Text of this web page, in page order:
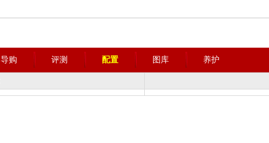
导购 评测 配置 图库 养护